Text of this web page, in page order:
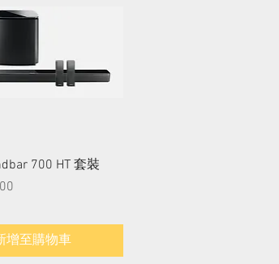
快速瀏覽700 HT 套裝
增至購物車